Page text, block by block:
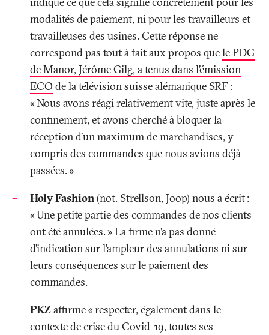
modalités de paiement, ni pour les travailleurs et
travailleuses des usines. Cette réponse ne
correspond pas tout à fait aux propos quele PDG
de Manor, Jérôme Gilg, a tenus dans l’émission
ECO de la télévision suisse alémanique SRF:
«Nous avons réagi relativement vite, juste après le
confinement, et avons cherché à bloquer la
réception d’un maximum de marchandises, y
compris des commandes que nous avions déjà
passées.»
Holy Fashion(not. Strellson, Joop) nous a écrit:
«Une petite partie des commandes de nos clients
ont été annulées.» La firme n’a pas donné
d’indication sur l’ampleur des annulations ni sur
leurs conséquences sur le paiement des
commandes.
PKZaffirme «respecter, également dans le
contexte de crise du Covid-19, toutes ses